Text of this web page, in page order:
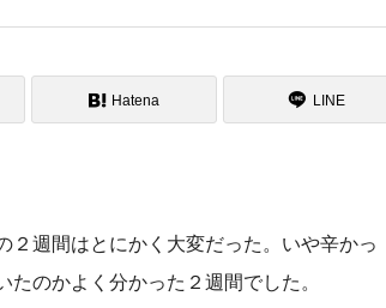
Hatena LINE
２週間はとにかく大変だった。いや辛かっ
のかよく分かった２週間でした。